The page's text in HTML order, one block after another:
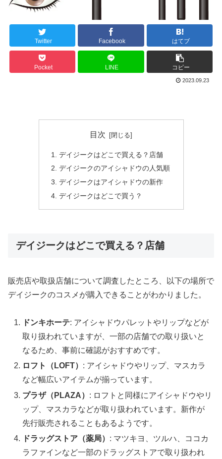
Twitter Facebook はてブ
Pocket LINE コピー
2023.09.23
目次
デイジークはどこで買える？店舗
デイジークのアイシャドウの人気順
デイジークはアイシャドウの新作
デイジークはどこで買う？
デイジークはどこで買える？店舗
販売店や取扱店舗について調査したところ、以下の場所で
デイジークのコスメが購入できることがわかりました。
ドンキホーテ: アイシャドウパレットやリップなどが
取り扱われていますが、一部の店舗での取り扱いと
なるため、事前に確認がおすすめです。
ロフト（LOFT） : アイシャドウやリップ、マスカラ
など幅広いアイテムが揃っています。
プラザ（PLAZA） : ロフトと同様にアイシャドウやリ
ップ、マスカラなどが取り扱われています。新作が
先行販売されることもあるようです。
ドラッグストア（薬局） : マツキヨ、ツルハ、ココカ
ラファインなど一部のドラッグストアで取り扱われ